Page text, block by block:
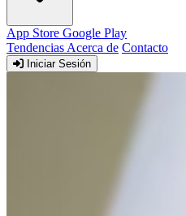
App Store Google Play
Tendencias Acerca de Contacto
Iniciar Sesión